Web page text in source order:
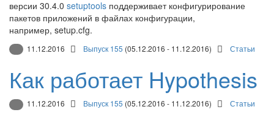
версии 30.4.0 setuptools поддерживает конфигурирование
пакетов приложений в файлах конфигурации,
например, setup.cfg.
11.12.2016 Выпуск 155 (05.12.2016 - 11.12.2016) Статьи
Как работает Hypothesis
11.12.2016 Выпуск 155 (05.12.2016 - 11.12.2016) Статьи